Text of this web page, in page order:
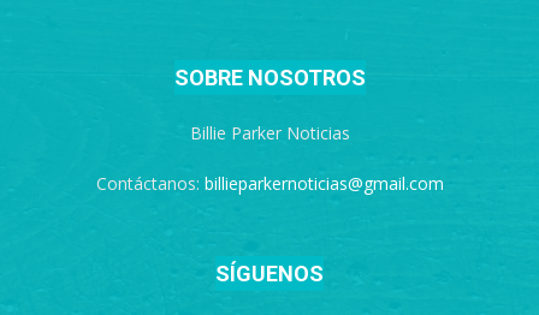
SOBRE NOSOTROS
Billie Parker Noticias
Contáctanos: billieparkernoticias@gmail.com
SÍGUENOS